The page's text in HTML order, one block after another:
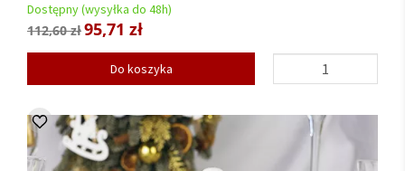
Dostępny (wysyłka do 48h)
112,60 zł95,71 zł
Do koszyka